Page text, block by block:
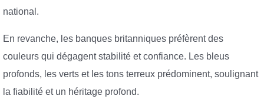
national.
En revanche, les banques britanniques préfèrent des
couleurs qui dégagent stabilité et confiance. Les bleus
profonds, les verts et les tons terreux prédominent, soulignant
la fiabilité et un héritage profond.